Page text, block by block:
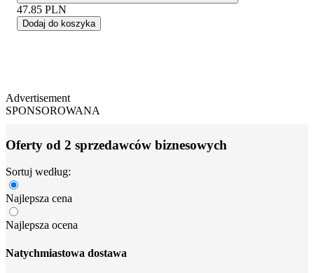
47.85 PLN
Dodaj do koszyka
Advertisement
SPONSOROWANA
Oferty od 2 sprzedawców biznesowych
Sortuj według:
Najlepsza cena
Najlepsza ocena
Natychmiastowa dostawa